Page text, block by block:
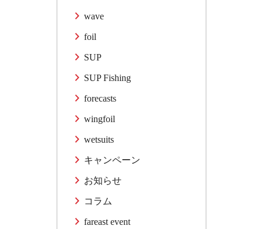
wave
foil
SUP
SUP Fishing
forecasts
wingfoil
wetsuits
キャンペーン
お知らせ
コラム
fareast event